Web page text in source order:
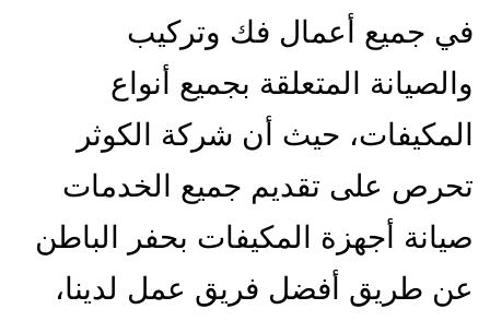
في جميع أعمال فك وتركيب
والصيانة المتعلقة بجميع أنواع
المكيفات، حيث أن شركة الكوثر
تحرص على تقديم جميع الخدمات
صيانة أجهزة المكيفات بحفر الباطن
عن طريق أفضل فريق عمل لدينا،